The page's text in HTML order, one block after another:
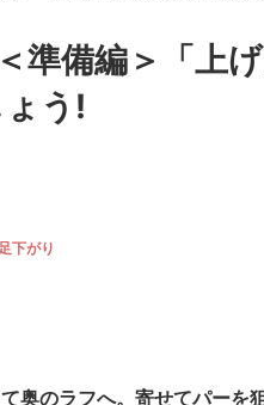
準備編＞「上
う!
下がり
奥のラフへ。寄せてパーを